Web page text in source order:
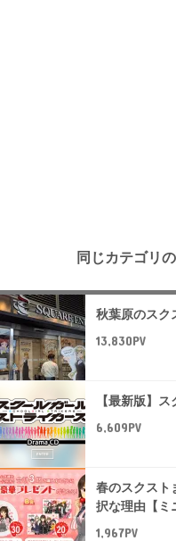
同じカテゴリ
秋葉原のスク
13,830PV
【最新版】
6,609PV
春のスクスト
択な理由【ミ
1,967PV